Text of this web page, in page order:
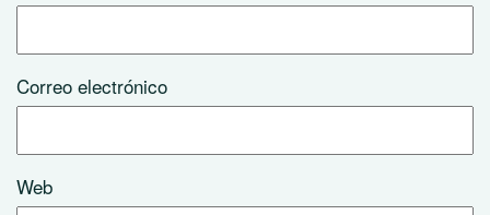
Correo electrónico
Web